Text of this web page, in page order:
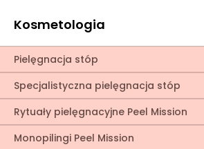
Kosmetologia
Pielęgnacja stóp
Specjalistyczna pielęgnacja stóp
Rytuały pielęgnacyjne Peel Mission
Monopilingi Peel Mission